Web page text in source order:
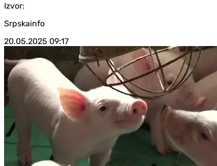
Izvor:
Srpskainfo
20.05.2025 09:17